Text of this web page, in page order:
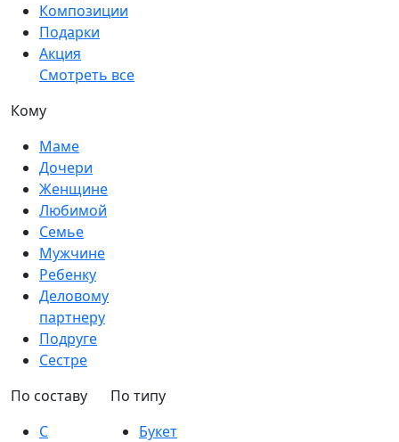
Композиции
Подарки
Акция
Смотреть все
Кому
Маме
Дочери
Женщине
Любимой
Семье
Мужчине
Ребенку
Деловому
партнеру
Подруге
Сестре
По составу
С
По типу
Букет